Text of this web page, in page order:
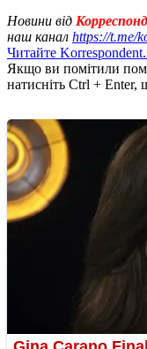
Новини від
наш канал https://t.me/
Читайте
Якщо ви помітили
натисніть Ctrl + Enter,